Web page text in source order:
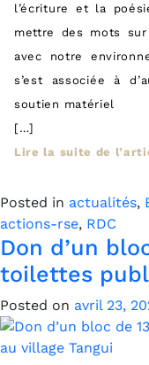
l’écriture et la
mettre des mots
avec notre
s’est associée à
soutien matériel
[…]
Lire la suite de
Posted in actualités,
actions-rse, RDC
Don d’un
toilettes
Posted on avril 23,